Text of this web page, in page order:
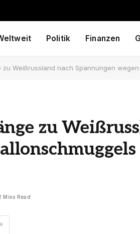
Politik Finanzen
Weißrussland nach Spannungen
zu
Mins Read